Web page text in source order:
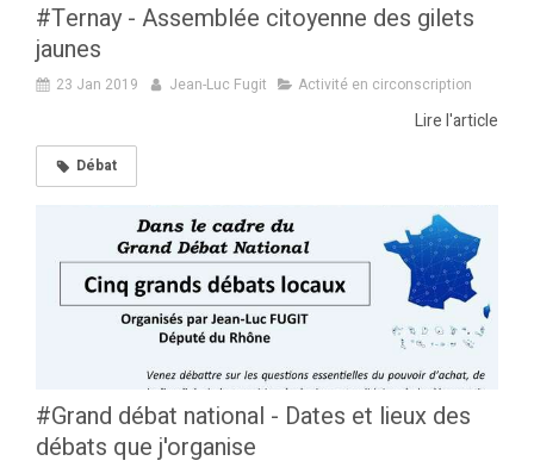
#Ternay - Assemblée citoyenne des gilets
jaunes
23 Jan 2019 Jean-Luc Fugit Activité en circonscription
Lire l'article
Débat
#Grand débat national - Dates et lieux des
débats que j'organise